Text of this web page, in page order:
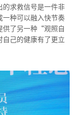
的求救信号是一件非
一种可以融入快节奏
了另一种“观照自
己的健康有了更立